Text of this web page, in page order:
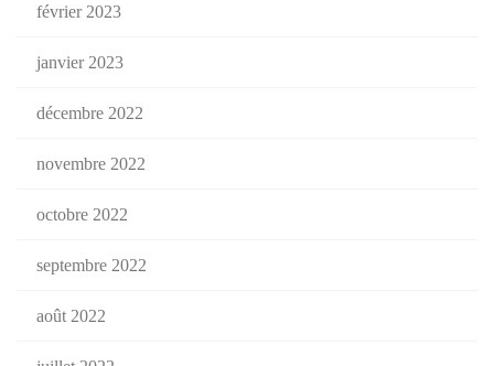
février 2023
janvier 2023
décembre 2022
novembre 2022
octobre 2022
septembre 2022
août 2022